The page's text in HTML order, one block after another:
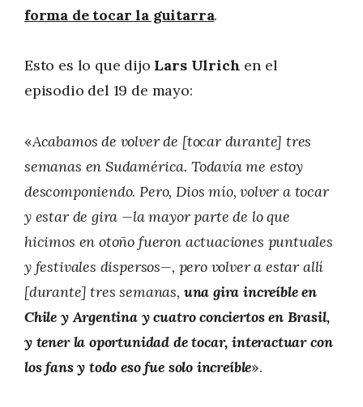
forma de tocar la guitarra.
Esto es lo que dijo Lars Ulrich en el
episodio del 19 de mayo:
«Acabamos de volver de [tocar durante] tres
semanas en Sudamérica. Todavía me estoy
descomponiendo. Pero, Dios mío, volver a tocar
y estar de gira —la mayor parte de lo que
hicimos en otoño fueron actuaciones puntuales
y festivales dispersos—, pero volver a estar allí
[durante] tres semanas, una gira increíble en
Chile y Argentina y cuatro conciertos en Brasil,
y tener la oportunidad de tocar, interactuar con
los fans y todo eso fue solo increíble».